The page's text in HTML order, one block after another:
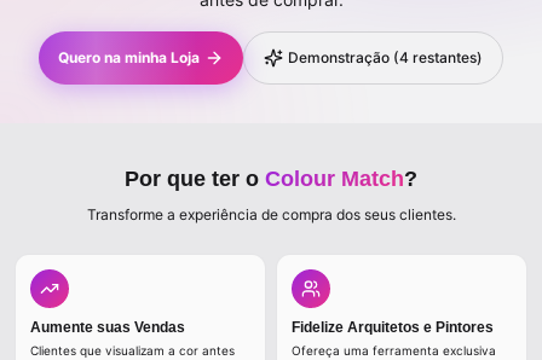
Quero na minha Loja Demonstração (4 restantes)
Por que ter o Colour Match?
Transforme a experiência de compra dos seus clientes.
Aumente suas Vendas
Clientes que visualizam a cor antes
Fidelize Arquitetos e Pintores
Ofereça uma ferramenta exclusiva